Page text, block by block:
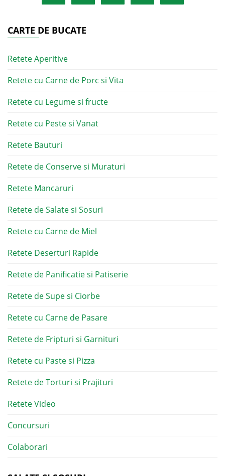
CARTE DE BUCATE
Retete Aperitive
Retete cu Carne de Porc si Vita
Retete cu Legume si fructe
Retete cu Peste si Vanat
Retete Bauturi
Retete de Conserve si Muraturi
Retete Mancaruri
Retete de Salate si Sosuri
Retete cu Carne de Miel
Retete Deserturi Rapide
Retete de Panificatie si Patiserie
Retete de Supe si Ciorbe
Retete cu Carne de Pasare
Retete de Fripturi si Garnituri
Retete cu Paste si Pizza
Retete de Torturi si Prajituri
Retete Video
Concursuri
Colaborari